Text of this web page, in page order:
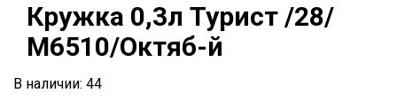
Кружка 0,3л Турист /28/
М6510/Октяб-й
В наличии: 44